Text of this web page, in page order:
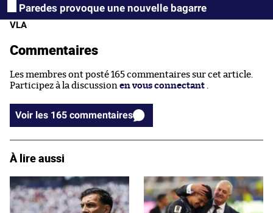
Paredes provoque une nouvelle bagarre
VLA
Commentaires
Les membres ont posté 165 commentaires sur cet article.
Participez à la discussion en vous connectant
Voir les 165 commentaires
À lire aussi